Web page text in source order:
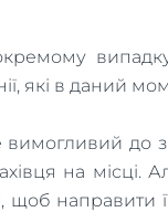
які в даний
до
на
щоб